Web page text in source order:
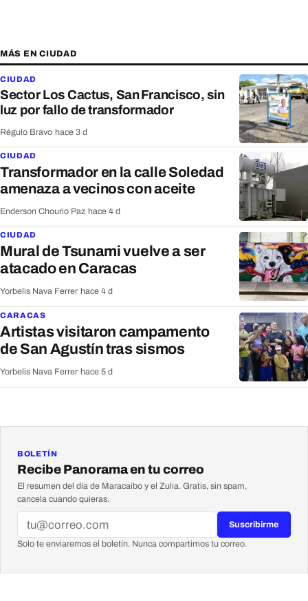
MÁS EN CIUDAD
CIUDAD
Sector Los Cactus, San Francisco, sin
luz por fallo de transformador
Régulo Bravo hace 3 d
CIUDAD
Transformador en la calle Soledad
amenaza a vecinos con aceite
Enderson Chourio Paz hace 4 d
CIUDAD
Mural de Tsunami vuelve a ser
atacado en Caracas
Yorbelis Nava Ferrer hace 4 d
CARACAS
Artistas visitaron campamento
de San Agustín tras sismos
Yorbelis Nava Ferrer hace 5 d
BOLETÍN
Recibe Panorama en tu correo
El resumen del día de Maracaibo y el Zulia. Gratis, sin spam,
cancela cuando quieras.
Suscribirme
Solo te enviaremos el boletín. Nunca compartimos tu correo.